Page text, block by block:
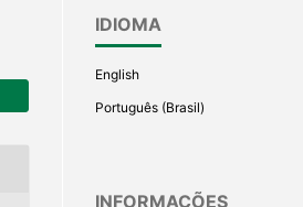
IDIOMA
English
Português (Brasil)
INFORMAÇÕES